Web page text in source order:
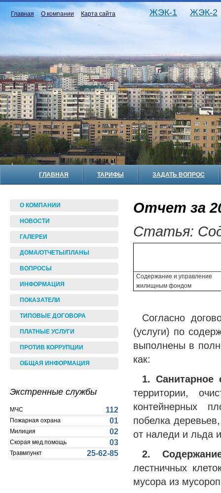
Главная О компании Карта сайта ЖЭК-1 ЖЭК-2
ГЛАВНАЯ ТАРИФЫ ЗАДАТЬ ВОПРОС
О КОМПАНИИ
НОВОСТИ
ГАЛЕРЕИ
ДОМА/ОТЧЕТЫ/ПЛАНЫ
ВОПРОСЫ
ИНФОРМАЦИЯ
ПОКАЗАТЕЛИ
ТИПОВЫЕ ДОГОВОРА
ПЛАТНЫЕ УСЛУГИ
ПРОТИВ КОРРУПЦИИ
ОБЩАЯ ИНФОРМАЦИЯ
Экстренные службы
МЧС 112
Пожарная охрана 01
Милиция 02
Скорая мед.помощь 03
Травмпункт 25-62-85
Отчет за
Статья:
Содержание и управление
жилищным фондом
Согласно
(услуги) по
выполнены в
как:
1. Санитарное
территории,
контейнерных
побелка
от наледи и льда
2.
лестничных
мусора из